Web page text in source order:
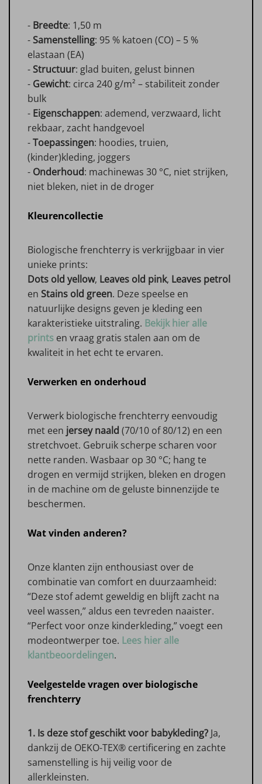
- Breedte: 1,50 m
-Samenstelling: 95 % katoen (CO) – 5 %
elastaan (EA)
-Structuur: glad buiten, gelust binnen
- Gewicht: circa 240 g/m² – stabiliteit zonder
bulk
- Eigenschappen: ademend, verzwaard, licht
rekbaar, zacht handgevoel
-Toepassingen: hoodies, truien,
(kinder)kleding, joggers
- Onderhoud: machinewas 30 °C, niet strijken,
niet bleken, niet in de droger
Kleurencollectie
Biologische frenchterry is verkrijgbaar in vier
unieke prints:
Dots old yellow, Leaves old pink, Leaves petrol
en Stains old green. Deze speelse en
natuurlijke designs geven je kleding een
karakteristieke uitstraling. Bekijk hier alle
prints en vraag gratis stalen aan om de
kwaliteit in het echt te ervaren.
Verwerken en onderhoud
Verwerk biologische frenchterry eenvoudig
met een jersey naald (70/10 of 80/12) en een
stretchvoet. Gebruik scherpe scharen voor
nette randen. Wasbaar op 30 °C; hang te
drogen en vermijd strijken, bleken en drogen
in de machine om de geluste binnenzijde te
beschermen.
Wat vinden anderen?
Onze klanten zijn enthousiast over de
combinatie van comfort en duurzaamheid:
“Deze stof ademt geweldig en blijft zacht na
veel wassen,” aldus een tevreden naaister.
“Perfect voor onze kinderkleding,” voegt een
modeontwerper toe. Lees hier alle
klantbeoordelingen.
Veelgestelde vragen over biologische
frenchterry
1. Is deze stof geschikt voor babykleding? Ja,
dankzij de OEKO-TEX® certificering en zachte
samenstelling is hij veilig voor de
allerkleinsten.